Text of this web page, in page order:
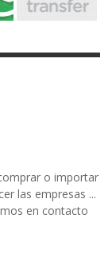
o importar
las empresas ...
en contacto